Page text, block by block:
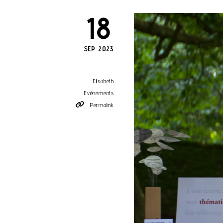
18
SEP 2023
Elisabeth
Evénements
Permalink